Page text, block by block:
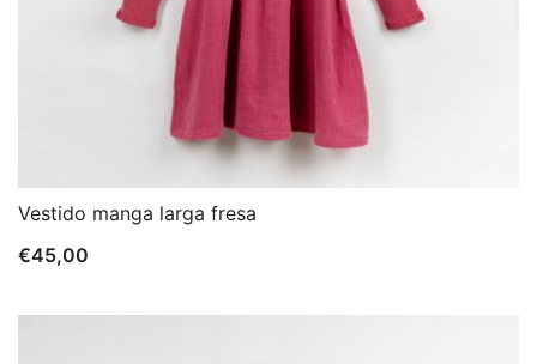
Vestido manga larga fresa
€45,00